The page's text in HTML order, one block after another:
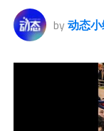
by 动态